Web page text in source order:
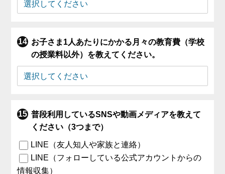
お子さま1人あたりにかかる月々の教育費（学校
の授業料以外）を教えてください。
普段利用しているSNSや動画メディアを教えて
ください（3つまで）
LINE（友人知人や家族と連絡）
LINE（フォローしている公式アカウントからの
情報収集）